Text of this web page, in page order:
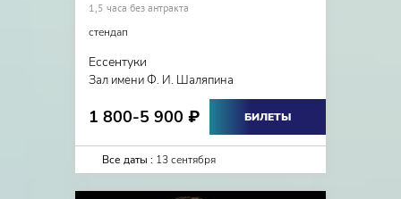
1,5 часа без антракта
стендап
Ессентуки
Зал имени Ф. И. Шаляпина
1 800-5 900 ₽ БИЛЕТЫ
Все даты : 13 сентября